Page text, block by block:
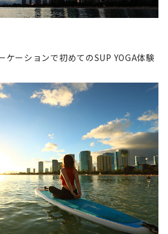
ケーションで初めてのSUP YOGA体験